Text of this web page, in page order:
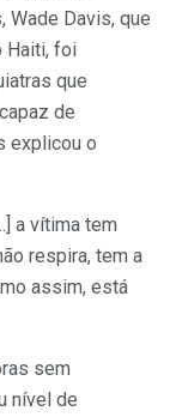
Wade Davis, que
Haiti, foi
que
de
explicou o
a vítima tem
respira, tem a
assim, está
sem
nível de